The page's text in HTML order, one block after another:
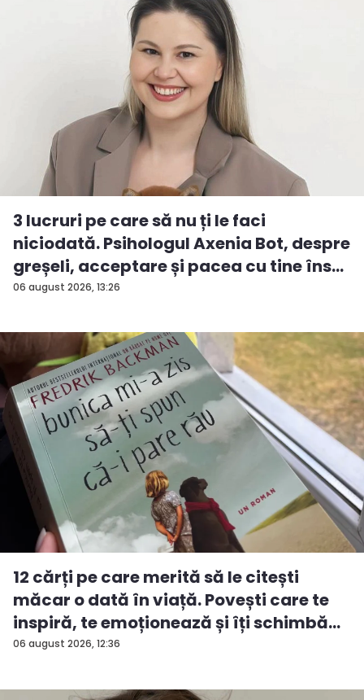
06 august 2026, 13:26
3 lucruri pe care să nu ți le faci
niciodată. Psihologul Axenia Bot, despre
greșeli, acceptare și pacea cu tine îns...
06 august 2026, 12:36
12 cărți pe care merită să le citești
măcar o dată în viață. Povești care te
inspiră, te emoționează și îți schimbă...